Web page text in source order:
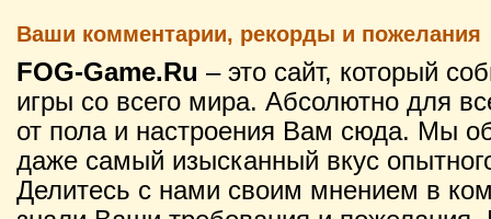
Ваши комментарии, рекорды и пожелания
FOG-Game.Ru – это сайт, который
игры со всего мира. Абсолютно для
от пола и настроения Вам сюда. Мы
даже самый изысканный вкус
Делитесь с нами своим мнением в